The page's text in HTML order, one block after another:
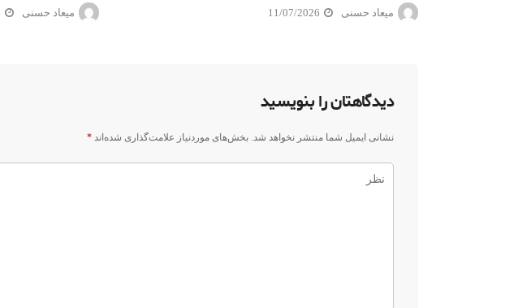
میعاد حسنی میعاد حسنی 11/07/2026
دیدگاهتان را بنویسید
نشانی ایمیل شما منتشر نخواهد شد. بخش‌های موردنیاز علامت‌گذاری شده‌اند *